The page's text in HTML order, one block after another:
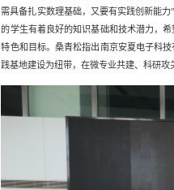
需具备扎实数理基础，又要有实践创新能力”
的学生有着良好的知识基础和技术潜力，希
特色和目标。桑青松指出南京安夏电子科
践基地建设为纽带，在微专业共建、科研